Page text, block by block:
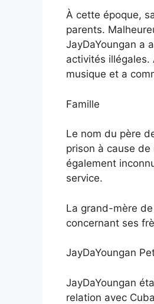
À cette époque,
parents.
JayDaYoungan a
activités
musique et a
Famille
Le nom du père
prison à cause
également
service.
La grand-mère de
concernant ses
JayDaYoungan
JayDaYoungan
relation avec